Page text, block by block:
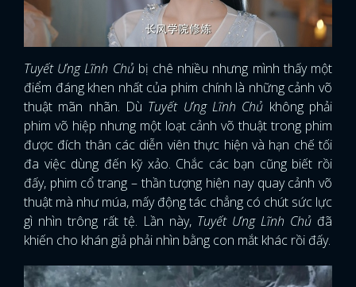
Tuyết Ưng Lĩnh Chủbị chê nhiều nhưng mình thấy một
điểm đáng khen nhất của phim chính là những cảnh võ
thuật mãn nhãn. Dù Tuyết Ưng Lĩnh Chủ không phải
phim võ hiệp nhưng một loạt cảnh võ thuật trong phim
được đích thân các diễn viên thực hiện và hạn chế tối
đa việc dùng đến kỹ xảo. Chắc các bạn cũng biết rồi
đấy, phim cổ trang – thần tượng hiện nay quay cảnh võ
thuật mà như múa, mấy động tác chẳng có chút sức lực
gì nhìn trông rất tệ. Lần này, Tuyết Ưng Lĩnh Chủ đã
khiến cho khán giả phải nhìn bằng con mắt khác rồi đấy.